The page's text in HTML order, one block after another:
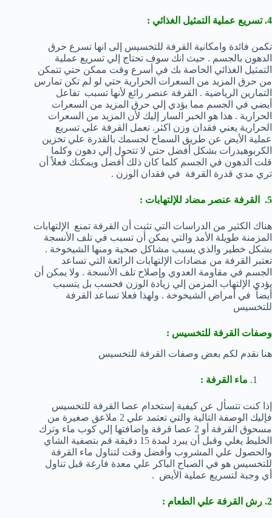
4. تسريع عملية التمثيل الغذائي :
تكمن فائدة وامكانية القرفة للتخسيس إلى انها تسرع حرق
الدهون بالجسم . حيث انك سوف تحتاج إلي تسريع عملية
التمثيل الغذائي الخاصة بك في أسرع وقت ممكن حتي تتمكن
من حرق المزيد من السعرات الحرارية حتي لو لم تكن تمارس
التمارين الرياضية . القرفة عنصر رائع لأنها تسبب تفاعل
أيضي في الجسم مما يؤدي إلي حرق المزيد من السعرات
الحرارية . هذا هو الخبر السار إليك لأن المزيد من السعرات
الحرارية يعني فقدان وزن اكثر. تعمل القرفة علي تسريع
عملية الأيض عن طريق السماح لجسمك بالقدرة علي تخزين
الكربوهيدرات بشكل أفضل حتي لا تتحول إلي دهون وكلما
قلت الدهون في الجسم كلما كان ذلك أفضل ويمكنك فعلاً أن
تري مدي قدرة القرفة في فقدان الوزن .
5. القرفة عنصر مضاد للإلتهابات :
هناك الكثير من الدراسات التي تثبت أن القرفة تمنع الإلتهابات
المزمنة طويلة الأمد والتي يمكن أن تسبب في تلف الأنسجة
بشكل خطير والذي يسبب مشاكل صحية ومنها الشيخوخة .
تعتبر القرفة من مضادات الإلتهابات الرائعة التي تساعد
الجسم في مقاومة العدوي وإصلاح تلف الأنسجة . ولا يمكن أن
يؤدي الإلتهاب المزمن إلي زيادة الوزن فحسب بل يتسبب
أيضاً في أمراض الشيخوخة . ولهذا فعلا تساعد القرفة
للتخسيس
وصفات القرفة للتخسيس :
هنا نقدم لكم بعض وصفات القرفة للتخسيس
ماء القرفة :
إذا كنت تتسأل عن كيفية إستخدام عصا القرفة للتخسيس
فإليك الوصفة التالية والتي تعتمد علي 2 ملاعق صغيرة من
مسحوق القرفة أو 2 عصا قرفة وإضافتها إلي كوب ماء وترك
الخليط يغلي وقبل أن يبرد لمدة 15 دقيقة قم بتصفية الشاي
والحصول علي المشروب وأفضل وقت لتناول ماء القرفة
للتخسيس هو في الصباح الباكر علي معدة فارغة قبل تناول
أي وجبة لتسريع عملية الأيض .
2. رش القرفة علي الطعام :